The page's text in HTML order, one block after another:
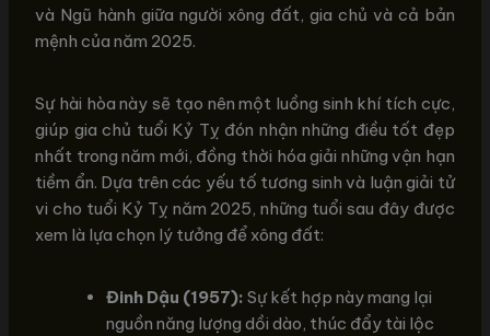
và Ngũ hành giữa người xông đất, gia chủ và cả bản
mệnh của năm 2025.
Sự hài hòa này sẽ tạo nên một luồng sinh khí tích cực,
giúp gia chủ tuổi Kỷ Tỵ đón nhận những điều tốt đẹp
nhất trong năm mới, đồng thời hóa giải những vận hạn
tiềm ẩn. Dựa trên các yếu tố tương sinh và luận giải tử
vi cho tuổi Kỷ Tỵ năm 2025, những tuổi sau đây được
xem là lựa chọn lý tưởng để xông đất:
Đinh Dậu (1957): Sự kết hợp này mang lại
nguồn năng lượng dồi dào, thúc đẩy tài lộc